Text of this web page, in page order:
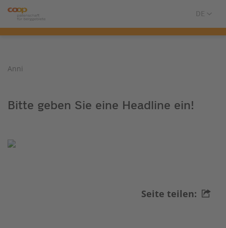
Anni
Bitte geben Sie eine Headline ein!
Seite teilen: